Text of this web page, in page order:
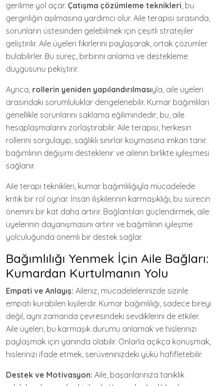
gerilime yol açar. Çatışma çözümleme teknikleri, bu
gerginliğin aşılmasına yardımcı olur. Aile terapisi sırasında,
sorunların üstesinden gelebilmek için çeşitli stratejiler
geliştirilir. Aile üyeleri fikirlerini paylaşarak, ortak çözümler
bulabilirler. Bu süreç, birbirini anlama ve destekleme
duygusunu pekiştirir.
Ayrıca, rollerin yeniden yapılandırılmasıyla, aile üyeleri
arasındaki sorumluluklar dengelenebilir. Kumar bağımlıları
genellikle sorunlarını saklama eğilimindedir; bu, aile
hesaplaşmalarını zorlaştırabilir. Aile terapisi, herkesin
rollerini sorgulayıp, sağlıklı sınırlar koymasına imkan tanır.
bağımlının değişimi desteklenir ve ailenin birlikte iyileşmesi
sağlanır.
Aile terapi teknikleri, kumar bağımlılığıyla mücadelede
kritik bir rol oynar. İnsan ilişkilerinin karmaşıklığı, bu sürecin
önemini bir kat daha artırır. Bağlantıları güçlendirmek, aile
üyelerinin dayanışmasını artırır ve bağımlının iyileşme
yolculuğunda önemli bir destek sağlar.
Bağımlılığı Yenmek İçin Aile Bağları:
Kumardan Kurtulmanın Yolu
Empati ve Anlayış: Aileniz, mücadelelerinizde sizinle
empati kurabilen kişilerdir. Kumar bağımlılığı, sadece bireyi
değil, aynı zamanda çevresindeki sevdiklerini de etkiler.
Aile üyeleri, bu karmaşık durumu anlamak ve hislerinizi
paylaşmak için yanında olabilir. Onlarla açıkça konuşmak,
hislerinizi ifade etmek, serüveninizdeki yükü hafifletebilir.
Destek ve Motivasyon: Aile, başarılarınıza tanıklık